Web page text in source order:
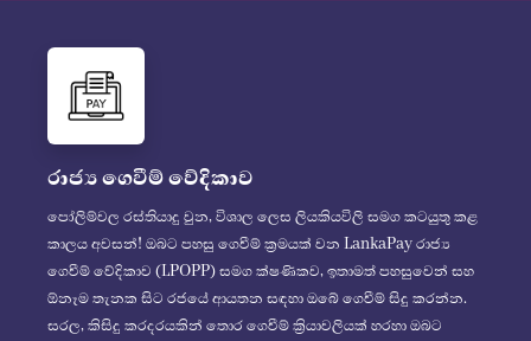
රාජ්‍ය ගෙවීම් වේදිකාව
පෝලිම්වල රස්තියාදු වුන, විශාල ලෙස ලියකියවිලි සමග කටයුතු කළ
කාලය අවසන්! ඔබට පහසු ගෙවීම් ක්‍රමයක් වන LankaPay රාජ්‍ය
ගෙවීම් වේදිකාව (LPOPP) සමග ක්ෂණිකව, ඉතාමත් පහසුවෙන් සහ
ඕනෑම තැනක සිට රජයේ ආයතන සඳහා ඔබේ ගෙවීම් සිදු කරන්න.
සරල, කිසිදු කරදරයකින් තොර ගෙවීම් ක්‍රියාවලියක් හරහා ඔබට